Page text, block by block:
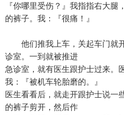
『你哪里受伤？』我指指右大腿
的裤子。我：『很痛！』
他们推我上车，关起车门就
诊室。一到就被推进
急诊室，就有医生跟护士过来。
我：『被机车轮胎磨的。』
医生看看后，就走开跟护士说一
的裤子剪开，然后作